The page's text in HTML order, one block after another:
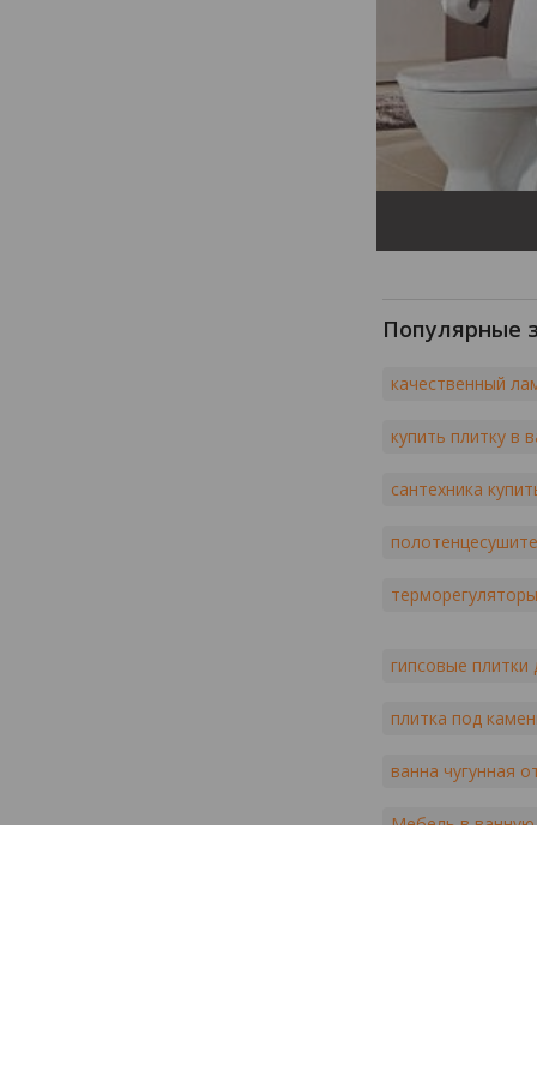
Популярные
качественный
купить плитку в
сантехника
гипсовые плитки
плитка под
ванна чугунная
Мебель в ванную